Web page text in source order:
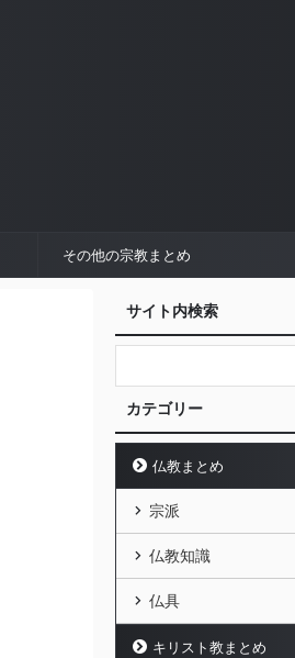
その他の宗教まとめ
サイト内検索
カテゴリー
仏教まとめ
宗派
仏教知識
仏具
キリスト教まとめ